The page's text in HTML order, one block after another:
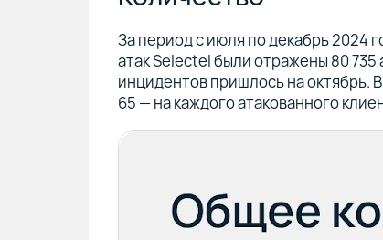
За период с июля по декабрь 2024
атак Selectel были отражены 80
инцидентов пришлось на октябрь.
65 — на каждого атакованного